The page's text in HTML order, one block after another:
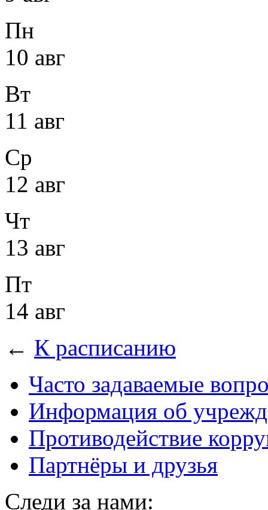
Пн
10 авг
Вт
11 авг
Ср
12 авг
Чт
13 авг
Пт
14 авг
← К расписанию
Часто задаваемые
Информация об
Противодействие
Партнёры и друзья
Следи за нами: